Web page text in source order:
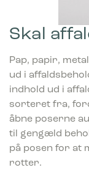
Skal
Pap, papir,
ud i
indhold ud i
sorteret fra,
åbne poserne
til gengæld
på posen for at
rotter.